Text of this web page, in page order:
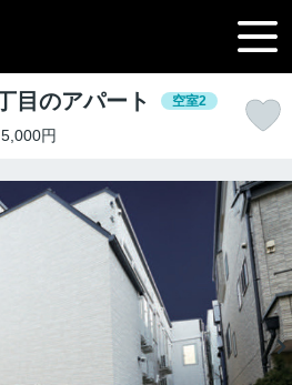
目のアパート 空室2
円